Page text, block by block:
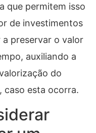
que permitem isso
de investimentos
a preservar o valor
auxiliando a
do
caso esta ocorra.